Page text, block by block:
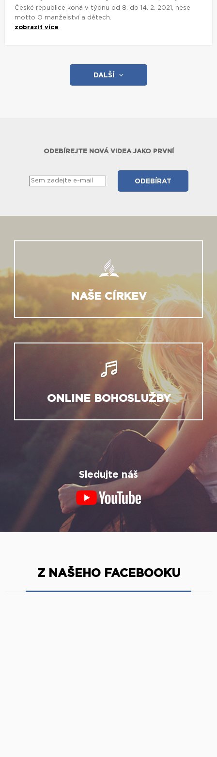
České republice koná v týdnu od 8. do 14. 2. 2021, nese
motto O manželství a dětech.
zobrazit více
DALŠÍ
ODEBÍREJTE NOVÁ VIDEA JAKO PRVNÍ
NAŠE CÍRKEV
ONLINE BOHOSLUŽBY
Sledujte náš
Z NAŠEHO FACEBOOKU